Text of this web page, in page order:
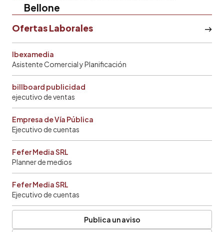
Bellone
Ofertas Laborales
Ibexamedia
Asistente Comercial y Planificación
billboard publicidad
ejecutivo de ventas
Empresa de Vía Pública
Ejecutivo de cuentas
Fefer Media SRL
Planner de medios
Fefer Media SRL
Ejecutivo de cuentas
Publica un aviso